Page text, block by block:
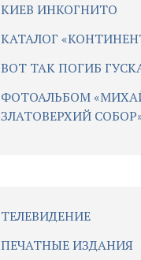
КИЕВ ИНКОГНИТО
КАТАЛОГ
ВОТ ТАК ПОГИБ
ФОТОАЛЬБОМ
ЗЛАТОВЕРХИЙ
ТЕЛЕВИДЕНИЕ
ПЕЧАТНЫЕ ИЗДАНИЯ